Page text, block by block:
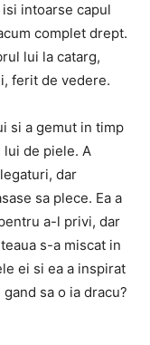
intoarse capul
complet drept.
lui la catarg,
ferit de vedere.
si a gemut in timp
de piele. A
dar
sa plece. Ea a
a-l privi, dar
s-a miscat in
ei si ea a inspirat
sa o ia dracu?